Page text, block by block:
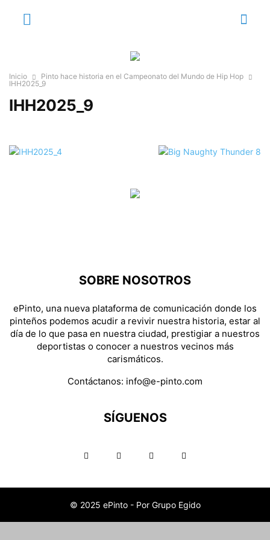
Inicio
Pinto hace historia en el Campeonato del Mundo de Hip Hop
IHH2025_9
IHH2025_9
SOBRE NOSOTROS
ePinto, una nueva plataforma de comunicación donde los
pinteños podemos acudir a revivir nuestra historia, estar al
día de lo que pasa en nuestra ciudad, prestigiar a nuestros
deportistas o conocer a nuestros vecinos más
carismáticos.
Contáctanos: info@e-pinto.com
SÍGUENOS
© 2025 ePinto - Por Grupo Egido